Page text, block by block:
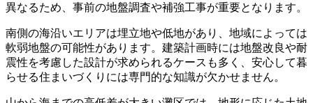
異なるため、事前の地盤調査や補強工事が重要となります。
南側の海沿いエリアは埋立地や低地があり、地域によっては
軟弱地盤の可能性があります。建築計画時には地盤改良や耐
震性を考慮した設計が求められるケースも多く、安心して暮
らせる住まいづくりには専門的な知識が欠かせません。